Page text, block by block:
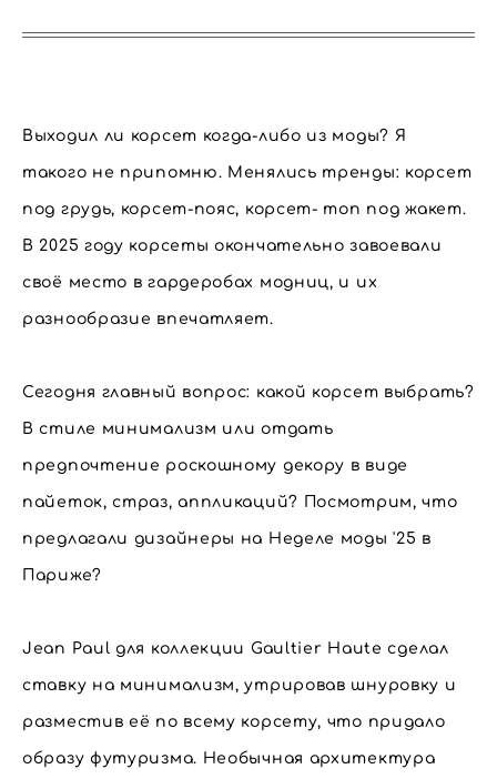
Выходил ли корсет когда-либо из моды? Я
такого не припомню. Менялись тренды: корсет
под грудь, корсет-пояс, корсет- топ под жакет.
В 2025 году корсеты окончательно завоевали
своё место в гардеробах модниц, и их
разнообразие впечатляет.
Сегодня главный вопрос: какой корсет выбрать?
В стиле минимализм или отдать
предпочтение роскошному декору в виде
пайеток, страз, аппликаций? Посмотрим, что
предлагали дизайнеры на Неделе моды '25 в
Париже?
Jean Paul для коллекции Gaultier Haute сделал
ставку на минимализм, утрировав шнуровку и
разместив её по всему корсету, что придало
образу футуризма. Необычная архитектура